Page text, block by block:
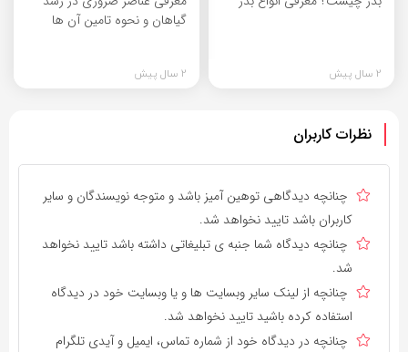
2 سال پیش
گیاهان و نحوه تامین آن ها
2 سال پیش
نظرات کاربران
چنانچه دیدگاهی توهین آمیز باشد و متوجه نویسندگان و سایر
کاربران باشد تایید نخواهد شد.
چنانچه دیدگاه شما جنبه ی تبلیغاتی داشته باشد تایید نخواهد
شد.
چنانچه از لینک سایر وبسایت ها و یا وبسایت خود در دیدگاه
استفاده کرده باشید تایید نخواهد شد.
چنانچه در دیدگاه خود از شماره تماس، ایمیل و آیدی تلگرام